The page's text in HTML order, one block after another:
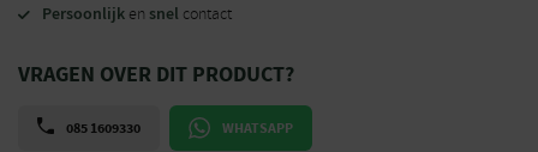
Persoonlijk en snel contact
VRAGEN OVER DIT PRODUCT?
085 1609330 WHATSAPP